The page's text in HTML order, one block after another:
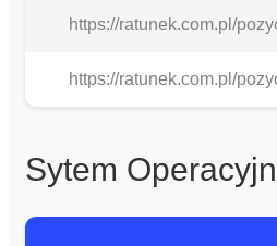
https://ratunek.com.pl/
https://ratunek.com.pl/
Sytem